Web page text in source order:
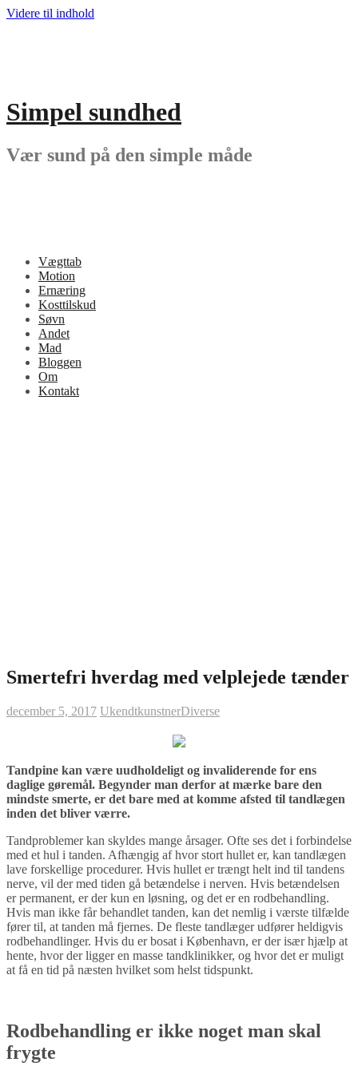
Videre til indhold
Simpel sundhed
Vær sund på den simple måde
Vægttab
Motion
Ernæring
Kosttilskud
Søvn
Andet
Mad
Bloggen
Om
Kontakt
Smertefri hverdag med velplejede tænder
december 5, 2017 UkendtkunstnerDiverse
Tandpine kan være uudholdeligt og invaliderende for ens
daglige gøremål. Begynder man derfor at mærke bare den
mindste smerte, er det bare med at komme afsted til tandlægen
inden det bliver værre.
Tandproblemer kan skyldes mange årsager. Ofte ses det i forbindelse
med et hul i tanden. Afhængig af hvor stort hullet er, kan tandlægen
lave forskellige procedurer. Hvis hullet er trængt helt ind til tandens
nerve, vil der med tiden gå betændelse i nerven. Hvis betændelsen
er permanent, er der kun en løsning, og det er en rodbehandling.
Hvis man ikke får behandlet tanden, kan det nemlig i værste tilfælde
fører til, at tanden må fjernes. De fleste tandlæger udfører heldigvis
rodbehandlinger. Hvis du er bosat i København, er der især hjælp at
hente, hvor der ligger en masse tandklinikker, og hvor det er muligt
at få en tid på næsten hvilket som helst tidspunkt.
Rodbehandling er ikke noget man skal
frygte